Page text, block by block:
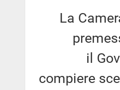
La
il
compiere